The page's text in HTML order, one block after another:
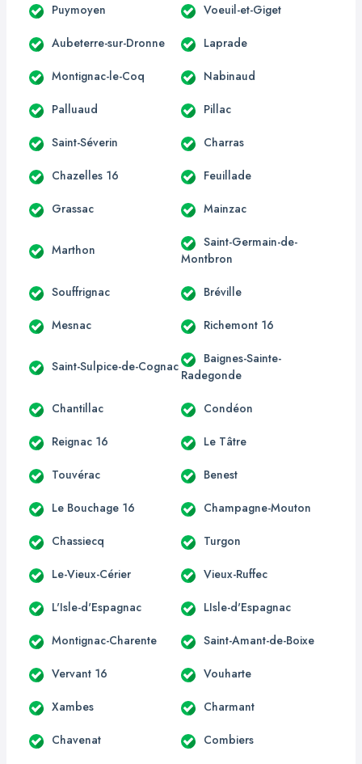
Puymoyen Voeuil-et-Giget
Aubeterre-sur-Dronne Laprade
Montignac-le-Coq Nabinaud
Palluaud Pillac
Saint-Séverin Charras
Chazelles 16 Feuillade
Grassac Mainzac
Marthon
Saint-Germain-de-
Montbron
Souffrignac Bréville
Mesnac Richemont 16
Saint-Sulpice-de-Cognac
Baignes-Sainte-
Radegonde
Chantillac Condéon
Reignac 16 Le Tâtre
Touvérac Benest
Le Bouchage 16 Champagne-Mouton
Chassiecq Turgon
Le-Vieux-Cérier Vieux-Ruffec
L'Isle-d'Espagnac LIsle-d'Espagnac
Montignac-Charente Saint-Amant-de-Boixe
Vervant 16 Vouharte
Xambes Charmant
Chavenat Combiers